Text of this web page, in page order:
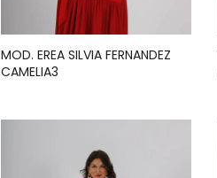
MOD. EREA SILVIA FERNANDEZ
CAMELIA3